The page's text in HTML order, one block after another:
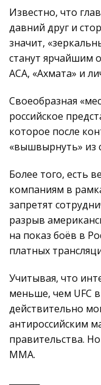
Известно, что
давний друг и
значит,
станут ярчайшим
ACA, «Ахмата» и
Своеобразная
российское
которое после
«вышвырнуть» из
Более того, есть
компаниям в
запретят
разрыв
на показ боёв в
платных
Учитывая, что
меньше, чем UFC
действительно
антироссийским
правительства.
MMA.